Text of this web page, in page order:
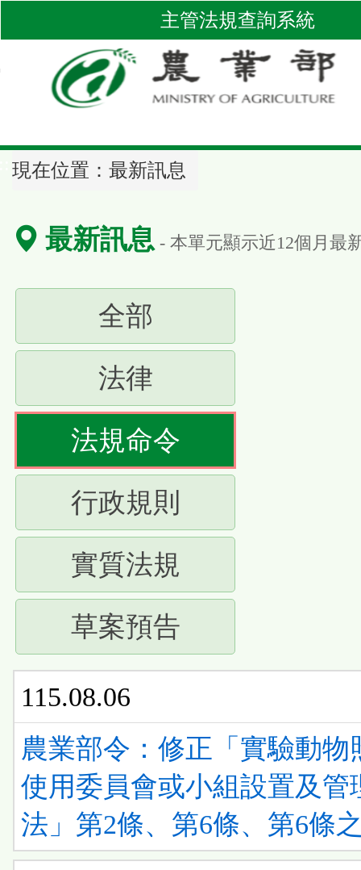
到
區
塊
主管法規查詢系統
現在位置： 最新訊息
最新訊息 - 本單元顯示近12個月最
全部
按
下
ENTER
查
看
清
單)
法律(請
按
下
ENTER
查
看
清
單)
法規命令(請
按
查
看
清
行政規則
按
查
清
單)
實質法規
按
ENTER
查
看
清
單)
草案預告(請
按
ENTER
查
看
清
115.08.06
農業部令：修正「實驗動物
使用委員會或小組設置及管
法」第2條、第6條、第6條